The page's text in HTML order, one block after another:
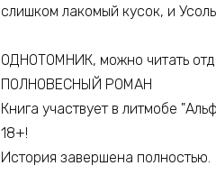
слишком лакомый кусок, и
ОДНОТОМНИК, можно читать
ПОЛНОВЕСНЫЙ РОМАН
Книга участвует в литмобе
18+!
История завершена полностью.